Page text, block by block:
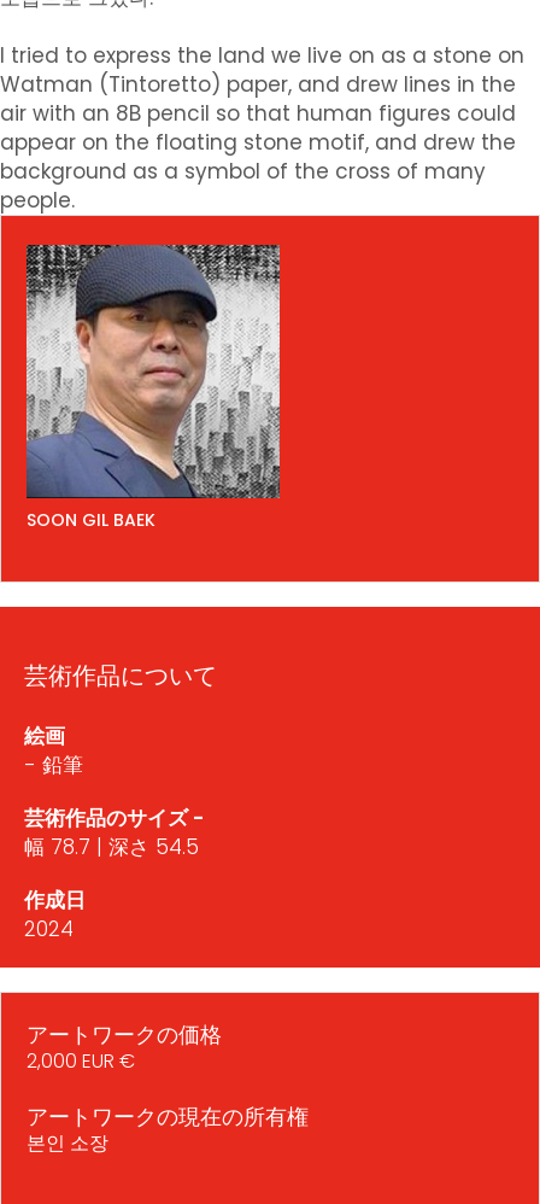
I tried to express the land we live on as a stone on
Watman (Tintoretto) paper, and drew lines in the
air with an 8B pencil so that human figures could
appear on the floating stone motif, and drew the
background as a symbol of the cross of many
people.
SOON GIL BAEK
芸術作品について
絵画
- 鉛筆
芸術作品のサイズ -
幅 78.7 | 深さ 54.5
作成日
2024
アートワークの価格
2,000 EUR €
アートワークの現在の所有権
본인 소장